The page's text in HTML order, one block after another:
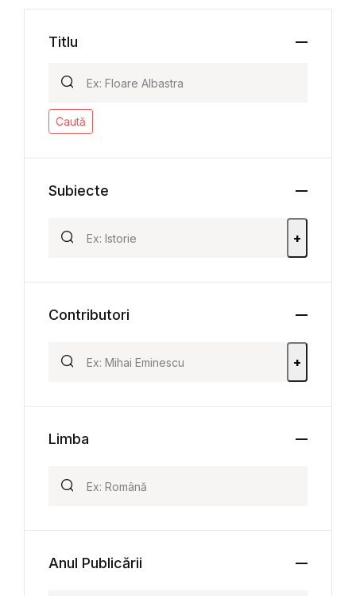
Titlu
Caută
Subiecte
+
Contributori
+
Limba
Anul Publicării